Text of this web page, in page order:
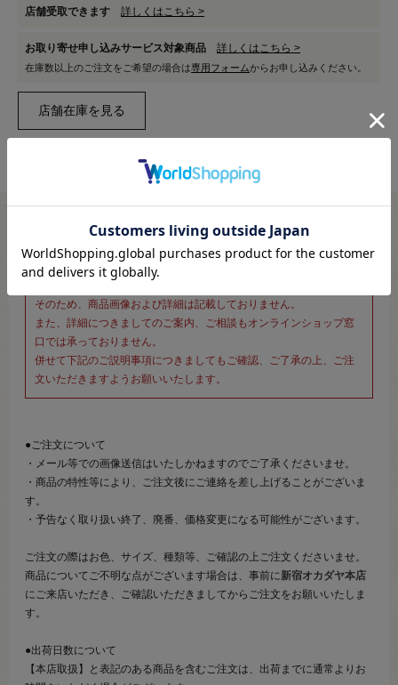
店舗受取できます 詳しくはこちら >
お取り寄せ申し込みサービス対象商品 詳しくはこちら >
在庫数以上のご注文をご希望の場合は専用フォームからお申し込みください。
※新宿オカダヤ本店お取り扱い商品のご注文専用ページです※
こちらのページは、店頭にてあらかじめ商品詳細および商品コード
そのため、商品画像および詳細は記載しておりません。
また、詳細につきましてのご案内、ご相談もオンラインショップ窓
口では承っておりません。
併せて下記のご説明事項につきましてもご確認、ご了承の上、ご注
文いただきますようお願いいたします。
●ご注文について
・メール等での画像送信はいたしかねますのでご了承くださいませ。
・商品の特性等により、ご注文後にご連絡を差し上げることがございま
す。
・予告なく取り扱い終了、廃番、価格変更になる可能性がございます。
ご注文の際はお色、サイズ、種類等、ご確認の上ご注文くださいませ。
商品についてご不明な点がございます場合は、事前に新宿オカダヤ本店
にご来店いただき、ご確認いただきましてからご注文をお願いいたしま
す。
●出荷日数について
【本店取扱】と表記のある商品を含むご注文は、出荷までに通常よりお